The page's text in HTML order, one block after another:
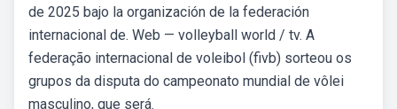
de 2025 bajo la organización de la federación
internacional de. Web — volleyball world / tv. A
federação internacional de voleibol (fivb) sorteou os
grupos da disputa do campeonato mundial de vôlei
masculino, que será.